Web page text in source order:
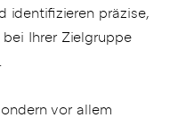
identifizieren präzise,
Ihrer Zielgruppe
vor allem